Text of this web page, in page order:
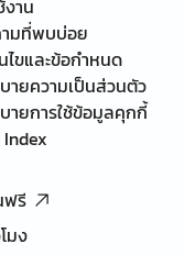
งาน
มที่พบบ่อย
ไขและข้อกำหนด
ายความเป็นส่วนตัว
ายการใช้ข้อมูลคุกกี้
ฟรี
มง